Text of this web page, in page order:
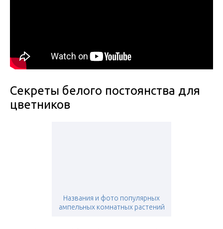
Секреты белого постоянства для
цветников
Названия и фото популярных
ампельных комнатных растений